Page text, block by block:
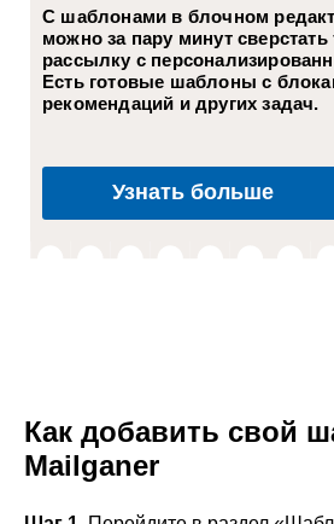
С шаблонами в блочном
можно за пару минут сверстать
рассылку с
Есть готовые шаблоны с
рекомендаций и других задач.
Узнать больше
Как добавить свой
Mailganer